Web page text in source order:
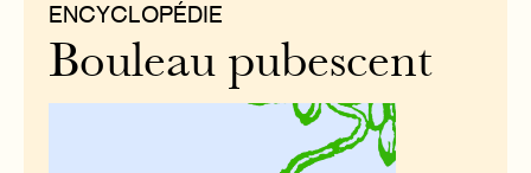
ENCYCLOPÉDIE
Bouleau pubescent